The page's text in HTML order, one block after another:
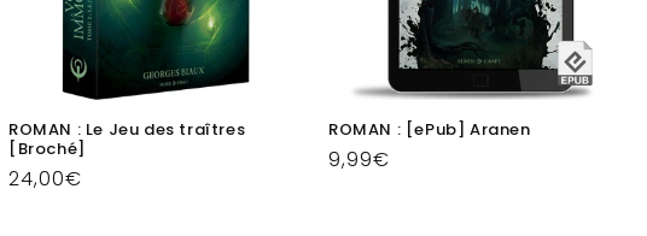
ROMAN : Le Jeu des traîtres
[Broché]
Prix
24,00€
ROMAN : [ePub] Aranen
Prix
9,99€